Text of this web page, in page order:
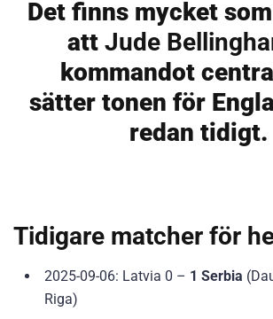
Det finns mycket
att Jude
kommandot
sätter tonen för
redan tidigt.
Tidigare matcher för
2025-09-06: Latvia 0 – 1 Serbia
Riga)